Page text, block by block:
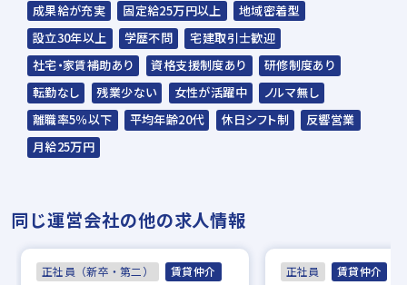
成果給が充実
固定給25万円以上
地域密着型
設立30年以上
学歴不問
宅建取引士歓迎
社宅・家賃補助あり
資格支援制度あり
研修制度あり
転勤なし
残業少ない 女性が活躍中
ノルマ無し
離職率5％以下
平均年齢20代 休日シフト制
反響営業
月給25万円
同じ運営会社の他の求人情報
正社員（新卒・第二） 賃貸仲介 正社員 賃貸仲介